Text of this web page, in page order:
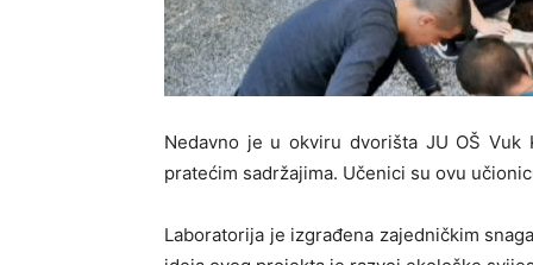
Nedavno je u okviru dvorišta JU OŠ Vuk
pratećim sadržajima. Učenici su ovu
Laboratorija je izgrađena zajedničkim